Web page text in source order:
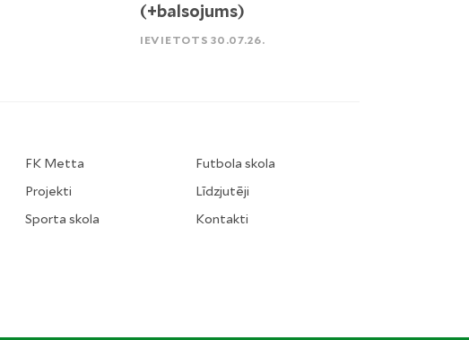
(+balsojums)
IEVIETOTS 30.07.26.
FK Metta
Projekti
Sporta skola
Futbola skola
Līdzjutēji
Kontakti